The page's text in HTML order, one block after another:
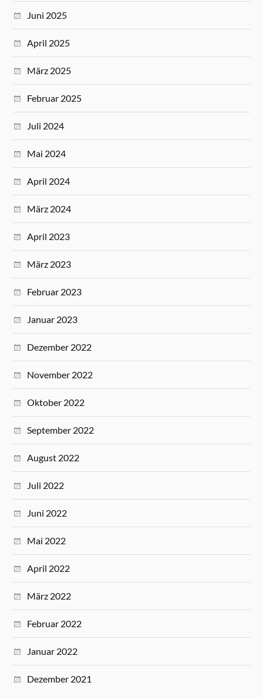
Juni 2025
April 2025
März 2025
Februar 2025
Juli 2024
Mai 2024
April 2024
März 2024
April 2023
März 2023
Februar 2023
Januar 2023
Dezember 2022
November 2022
Oktober 2022
September 2022
August 2022
Juli 2022
Juni 2022
Mai 2022
April 2022
März 2022
Februar 2022
Januar 2022
Dezember 2021